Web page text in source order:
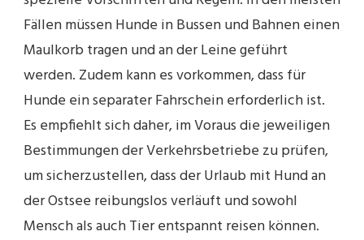
Fällen müssen Hunde in Bussen und Bahnen einen
Maulkorb tragen und an der Leine geführt
werden. Zudem kann es vorkommen, dass für
Hunde ein separater Fahrschein erforderlich ist.
Es empfiehlt sich daher, im Voraus die jeweiligen
Bestimmungen der Verkehrsbetriebe zu prüfen,
um sicherzustellen, dass der Urlaub mit Hund an
der Ostsee reibungslos verläuft und sowohl
Mensch als auch Tier entspannt reisen können.